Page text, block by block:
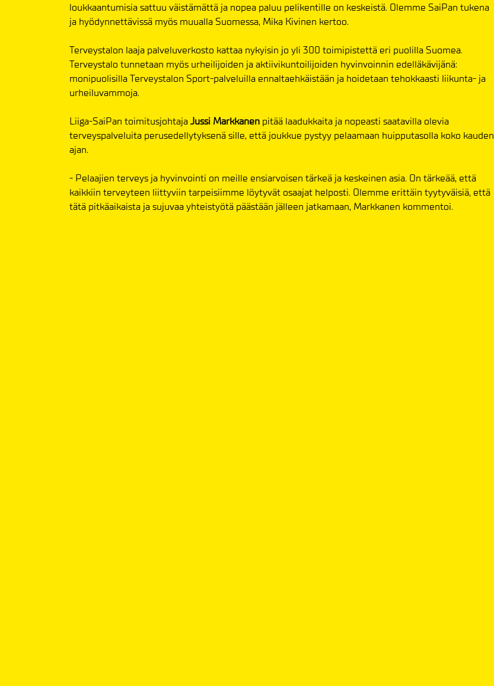
loukkaantumisia sattuu väistämättä ja nopea paluu pelikentille on keskeistä. Olemme SaiPan tukena
ja hyödynnettävissä myös muualla Suomessa, Mika Kivinen kertoo.
Terveystalon laaja palveluverkosto kattaa nykyisin jo yli 300 toimipistettä eri puolilla Suomea.
Terveystalo tunnetaan myös urheilijoiden ja aktiivikuntoilijoiden hyvinvoinnin edelläkävijänä:
monipuolisilla Terveystalon Sport-palveluilla ennaltaehkäistään ja hoidetaan tehokkaasti liikunta- ja
urheiluvammoja.
Liiga-SaiPan toimitusjohtajaJussi Markkanen pitää laadukkaita ja nopeasti saatavilla olevia
terveyspalveluita perusedellytyksenä sille, että joukkue pystyy pelaamaan huipputasolla koko kauden
ajan.
- Pelaajien terveys ja hyvinvointi on meille ensiarvoisen tärkeä ja keskeinen asia. On tärkeää, että
kaikkiin terveyteen liittyviin tarpeisiimme löytyvät osaajat helposti. Olemme erittäin tyytyväisiä, että
tätä pitkäaikaista ja sujuvaa yhteistyötä päästään jälleen jatkamaan, Markkanen kommentoi.